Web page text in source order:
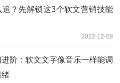
追？先解锁这3个软文营销技能
2022-12-08
阶：软文文字像音乐一样能调
绪